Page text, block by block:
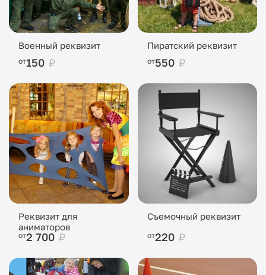
Военный реквизит
от150 ₽
Пиратский реквизит
от550 ₽
Реквизит для
аниматоров
от2 700₽
Съемочный реквизит
от220 ₽